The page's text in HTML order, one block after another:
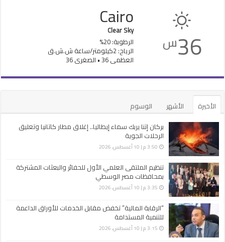
36س
Cairo
Clear Sky
الرطوبة: 20%
الرياح: 2كيلومتر/ساعة ش.ش.ق‎
العظمى 36 • الصغرى 36
الأخيرة الأشهر
الوسوم
بركان إتنا يربك سماء إيطاليا.. إغلاق مطار كاتانيا وتعليق
الرحلات الجوية
3:50 م | 10 أغسطس، 2026
تنظيم الملتقى العلمي الأول للحفائر والبعثات المشتركة
بمحافظات مصر الوسطي
3:35 م | 10 أغسطس، 2026
“الرقابة المالية” تخفض مقابل الخدمات للأوراق الداعمة
للتنمية المستدامة
3:15 م | 10 أغسطس، 2026